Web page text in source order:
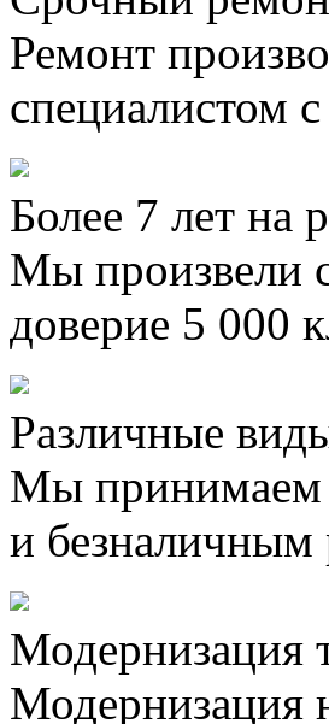
Ремонт
специалистом
Более 7 лет на
Мы произвели
доверие 5 000
Различные
Мы принимаем
и безналичным
Модернизация
Модернизация